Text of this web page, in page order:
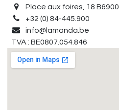
Place aux foires, 18
+32 (0) 84-445.900
info@lamanda.be
TVA : BE0807.054.846